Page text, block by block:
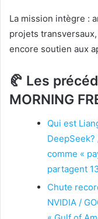
La mission intègre :
projets
encore soutien aux
🥐 Les
MORNING
Qui est
comme «
partagent
Chute
NVIDIA /